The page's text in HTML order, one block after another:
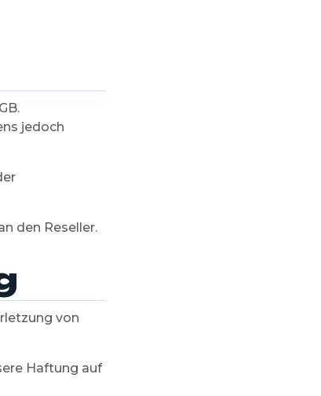
jedoch
den Reseller.
von
Haftung auf